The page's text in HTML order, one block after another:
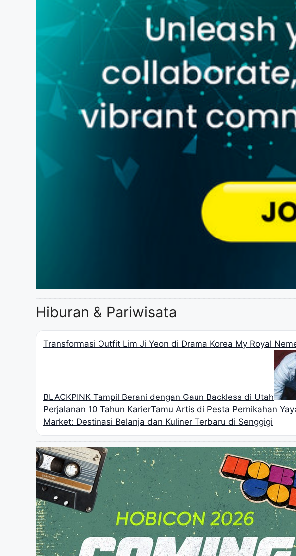
Hiburan & Pariwisata
Transformasi Outfit Lim Ji Yeon di Drama Korea My Royal
BLACKPINK Tampil Berani dengan Gaun Backless di Utah
Perjalanan 10 Tahun KarierTamu Artis di Pesta Pernikahan
Market: Destinasi Belanja dan Kuliner Terbaru di Senggigi